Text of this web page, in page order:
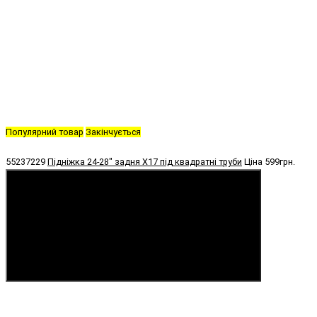
Популярний товар Закінчується
55237229 Підніжка 24-28" задня X17 під квадратні труби Ціна 599грн.